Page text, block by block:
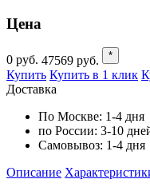
Цена
0 руб. 47569 руб. *
Купить Купить в 1 клик
Доставка
По Москве: 1-4 дня
по России: 3-10
Самовывоз: 1-4 дня
Описание